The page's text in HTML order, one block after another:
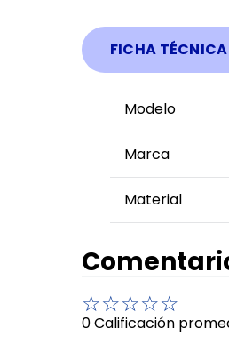
FICHA TÉCNICA
Modelo
Marca
Material
☆☆☆☆☆
0 Calificación